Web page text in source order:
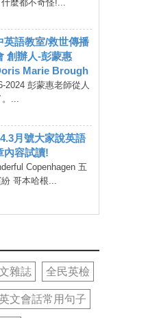
什麼都不奇怪!...
英語教室/救世傳播
創辦人-彭蒙惠
Marie Brough
2024 彭蒙惠老師從人
。...
月號大家說英語
內容試讀!
Copenhagen 五
哥本哈根...
雜誌 全民英檢
文會話常用句子